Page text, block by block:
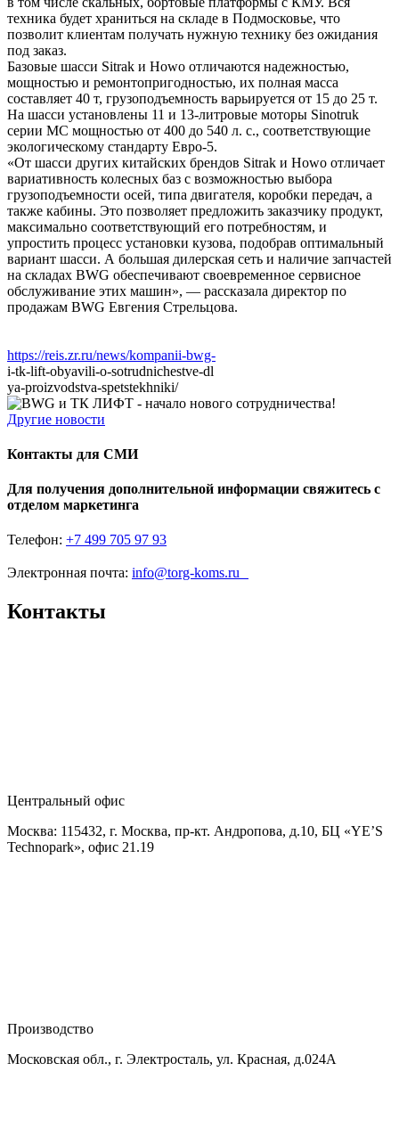
техника будет храниться на складе в Подмосковье, что
позволит клиентам получать нужную технику без ожидания
под заказ.
Базовые шасси Sitrak и Howo отличаются надежностью,
мощностью и ремонтопригодностью, их полная масса
составляет 40 т, грузоподъемность варьируется от 15 до 25 т.
На шасси установлены 11 и 13-литровые моторы Sinotruk
серии MC мощностью от 400 до 540 л. с., соответствующие
экологическому стандарту Евро-5.
«От шасси других китайских брендов Sitrak и Howo отличает
вариативность колесных баз с возможностью выбора
грузоподъемности осей, типа двигателя, коробки передач, а
также кабины. Это позволяет предложить заказчику продукт,
максимально соответствующий его потребностям, и
упростить процесс установки кузова, подобрав оптимальный
вариант шасси. А большая дилерская сеть и наличие запчастей
на складах BWG обеспечивают своевременное сервисное
обслуживание этих машин», — рассказала директор по
продажам BWG Евгения Стрельцова.
https://reis.zr.ru/news/kompanii-bwg-
i-tk-lift-obyavili-o-sotrudnichestve-dl
ya-proizvodstva-spetstekhniki/
Другие новости
Контакты для СМИ
Для получения дополнительной информации свяжитесь с
отделом маркетинга
Телефон: +7 499 705 97 93
Электронная почта: info@torg-koms.ru
Контакты
Центральный офис
Москва: 115432, г. Москва, пр-кт. Андропова, д.10, БЦ «YE’S
Technopark», офис 21.19
Производство
Московская обл., г. Электросталь, ул. Красная, д.024А